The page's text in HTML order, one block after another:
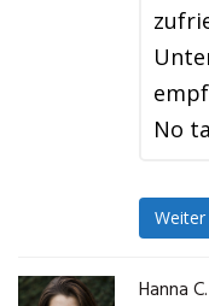
No
Weiter
Hanna C.